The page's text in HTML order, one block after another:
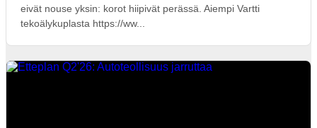
eivät nouse yksin: korot hiipivät perässä. Aiempi Vartti
tekoälykuplasta https://ww...